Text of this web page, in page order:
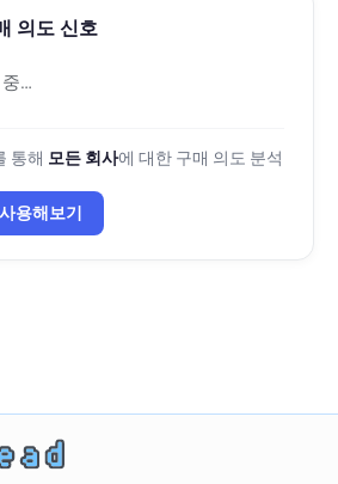
의도 신호
…
통해 모든 회사에 대한 구매 의도 분석
용해보기